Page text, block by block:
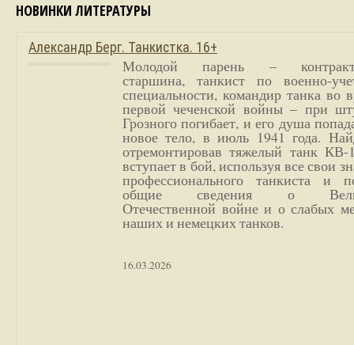
НОВИНКИ ЛИТЕРАТУРЫ
Александр Берг. Танкистка. 16+
Молодой парень –
старшина, танкист по военно-
специальности, командир танка во
первой чеченской войны – при
Грозного погибает, и его душа
новое тело, в июль 1941 года.
отремонтировав тяжелый танк
вступает в бой, используя все свои
профессионального танкиста и
общие сведения о
Отечественной войне и о слабых
наших и немецких танков.
16.03.2026